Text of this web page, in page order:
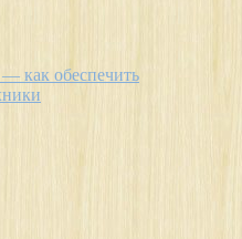
как обеспечить